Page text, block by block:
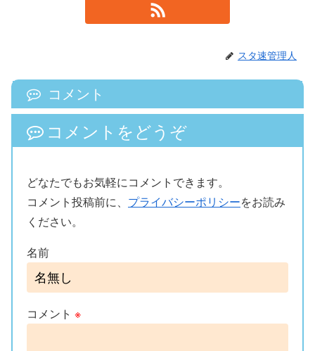
スタ速管理人
コメント
コメントをどうぞ
どなたでもお気軽にコメントできます。
コメント投稿前に、 プライバシーポリシーをお読み
ください。
名前
コメント ※